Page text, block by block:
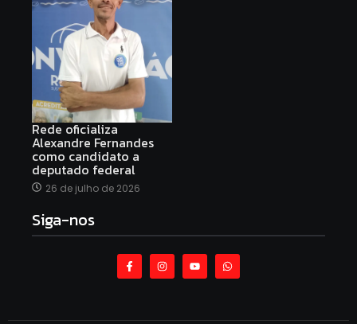
Rede oficializa
Alexandre Fernandes
como candidato a
deputado federal
26 de julho de 2026
Siga-nos